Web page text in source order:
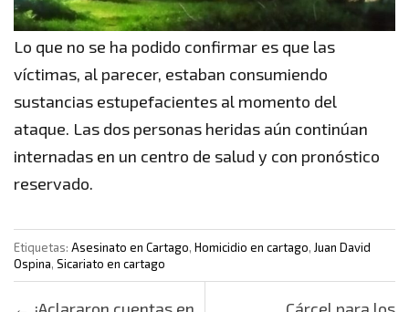
Lo que no se ha podido confirmar es que las
víctimas, al parecer, estaban consumiendo
sustancias estupefacientes al momento del
ataque. Las dos personas heridas aún continúan
internadas en un centro de salud y con pronóstico
reservado.
Etiquetas: Asesinato en Cartago, Homicidio en cartago, Juan David
Ospina, Sicariato en cartago